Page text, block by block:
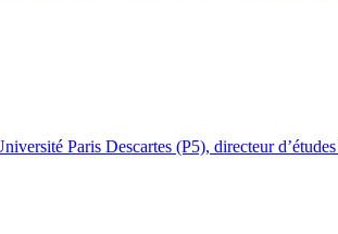
Paris Descartes (P5), directeur